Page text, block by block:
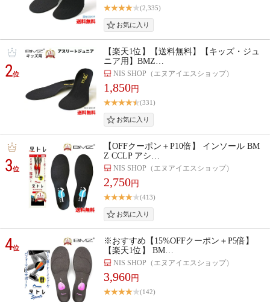
(2,335)
2位
【楽天1位】【送料無料】【キッズ・ジュ
ニア用】BMZ…
NIS SHOP（エヌアイエスショップ）
1,850円
(331)
3位
【OFFクーポン＋P10倍】 インソール BM
Z CCLP アシ…
NIS SHOP（エヌアイエスショップ）
2,750円
(413)
4位
※おすすめ【15%OFFクーポン＋P5倍】
【楽天1位】 BM…
NIS SHOP（エヌアイエスショップ）
3,960円
(142)